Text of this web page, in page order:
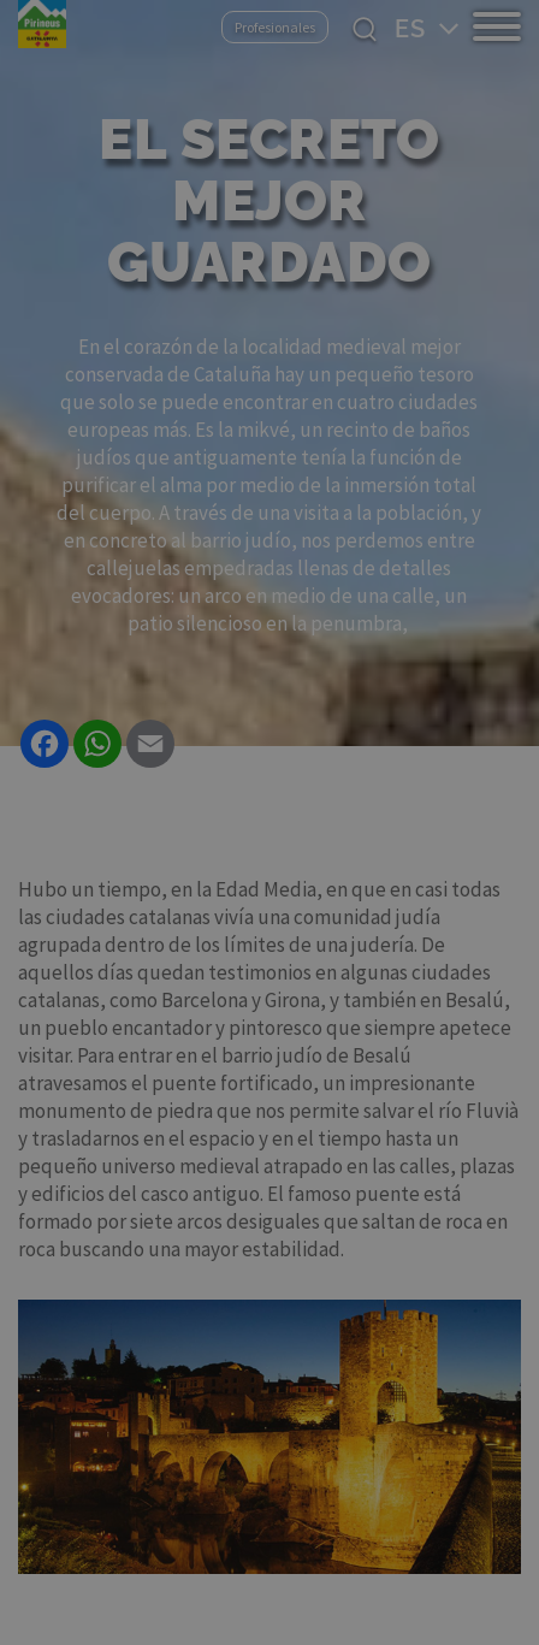
Pasar
Profesionales
Select
your
EL SECRETO
MEJOR
GUARDADO
En el corazón de la localidad medieval mejor
conservada de Cataluña hay un pequeño tesoro
que solo se puede encontrar en cuatro ciudades
europeas más. Es la mikvé, un recinto de baños
judíos que antiguamente tenía la función de
purificar el alma por medio de la inmersión total
del cuerpo. A través de una visita a la población, y
en concreto al barrio judío, nos perdemos entre
callejuelas empedradas llenas de detalles
evocadores: un arco en medio de una calle, un
patio silencioso en la penumbra,
FacebookWhatsApp
Hubo un tiempo, en la Edad Media, en que en casi todas
las ciudades catalanas vivía una comunidad judía
agrupada dentro de los límites de una judería. De
aquellos días quedan testimonios en algunas ciudades
catalanas, como Barcelona y Girona, y también en Besalú,
un pueblo encantador y pintoresco que siempre apetece
visitar. Para entrar en el barrio judío de Besalú
atravesamos el puente fortificado, un impresionante
monumento de piedra que nos permite salvar el río Fluvià
y trasladarnos en el espacio y en el tiempo hasta un
pequeño universo medieval atrapado en las calles, plazas
y edificios del casco antiguo. El famoso puente está
formado por siete arcos desiguales que saltan de roca en
roca buscando una mayor estabilidad.